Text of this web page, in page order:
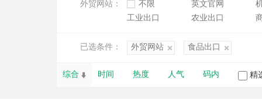
外贸网站： 不限 英文官网
工业出口
农业出口
已选条件： 外贸网站 食品出口
综合 时间 热度 人气 码内 精